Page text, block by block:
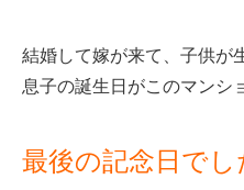
結婚して嫁が来て、子供が
息子の誕生日がこのマンシ
最後の記念日でし